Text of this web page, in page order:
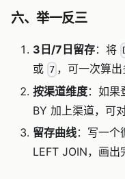
六、举一反三
3日/7日留存：将
或 7 ，可一次算
按渠道维度：如果
BY 加上渠道，可
留存曲线：写一个
LEFT JOIN，画出